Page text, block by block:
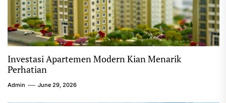
Investasi Apartemen Modern Kian Menarik
Perhatian
Admin June 29, 2026